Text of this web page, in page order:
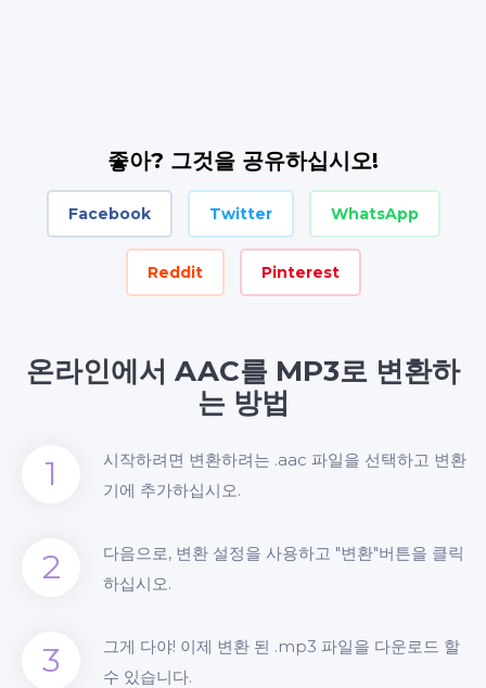
좋아? 그것을 공유하십시오!
Facebook Twitter WhatsApp
Reddit Pinterest
온라인에서 AAC를 MP3로 변환하
는 방법
1
시작하려면 변환하려는 .aac 파일을 선택하고 변환
기에 추가하십시오.
2
다음으로, 변환 설정을 사용하고 "변환"버튼을 클릭
하십시오.
3
그게 다야! 이제 변환 된 .mp3 파일을 다운로드 할
수 있습니다.